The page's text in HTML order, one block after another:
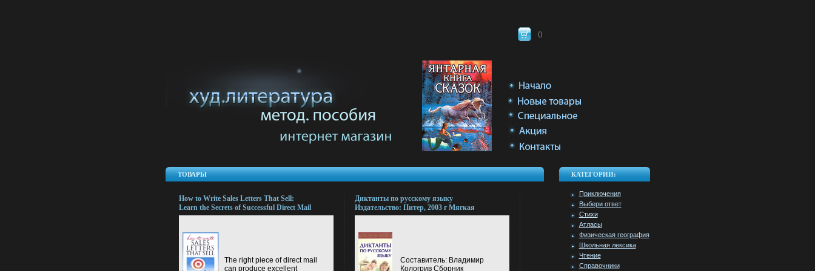
()
ТОВАРЫ
How to Write Sales Letters That Sell:
Learn the Secrets of Successful Direct Mail
Издательство: Kogan Page, 2003 г
876-2 инфо 13656l.
The right piece of direct mail
can produce excellent
Диктанты по русскому языку
Издательство: Питер, 2003 г Мягкая
обложка, 160 стр ISBN 5-94723-675-3
(~130х205 мм) инфо 13659l.
Составитель: Владимир
Кологрив Сборник
КАТЕГОРИИ:
Приключения
Выбери ответ
Стихи
Атласы
Физическая география
Школьная лексика
Чтение
Справочники